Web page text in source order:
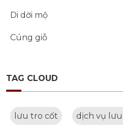
Di dời mộ
Cúng giỗ
TAG CLOUD
lưu tro cốt dịch vụ